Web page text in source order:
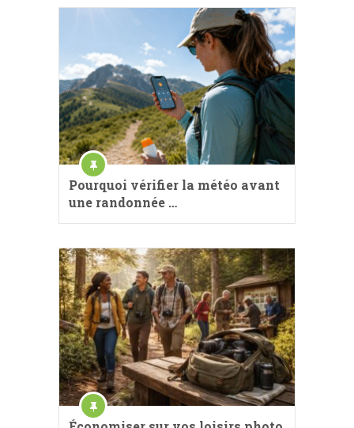
Pourquoi vérifier la météo avant
une randonnée …